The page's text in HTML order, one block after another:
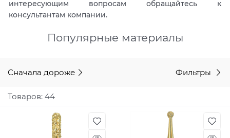
интересующим вопросам обращайтесь к
консультантам компании.
Популярные материалы
Сначала дороже Фильтры
Товаров: 44